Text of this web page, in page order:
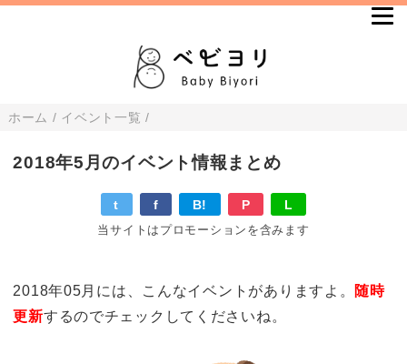
ホーム / イベント一覧 /
2018年5月のイベント情報まとめ
t f B! P L
当サイトはプロモーションを含みます
2018年05月には、こんなイベントがありますよ。 随時
更新するのでチェックしてくださいね。